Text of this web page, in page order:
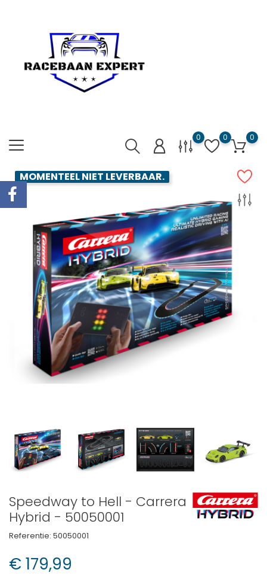
0 0 0
MOMENTEEL NIET LEVERBAAR.
Speedway to Hell - Carrera
Hybrid - 50050001
Referentie: 50050001
€ 179,99